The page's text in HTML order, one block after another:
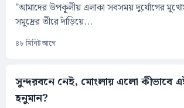
"আমাদের উপকূলীয় এলাকা সবসময় দুর্যোগের
সমুদ্রের তীরে দাঁড়িয়ে...
৪৮ মিনিট আগে
সুন্দরবনে নেই, মোংলায় এলো কীভাবে
হনুমান?